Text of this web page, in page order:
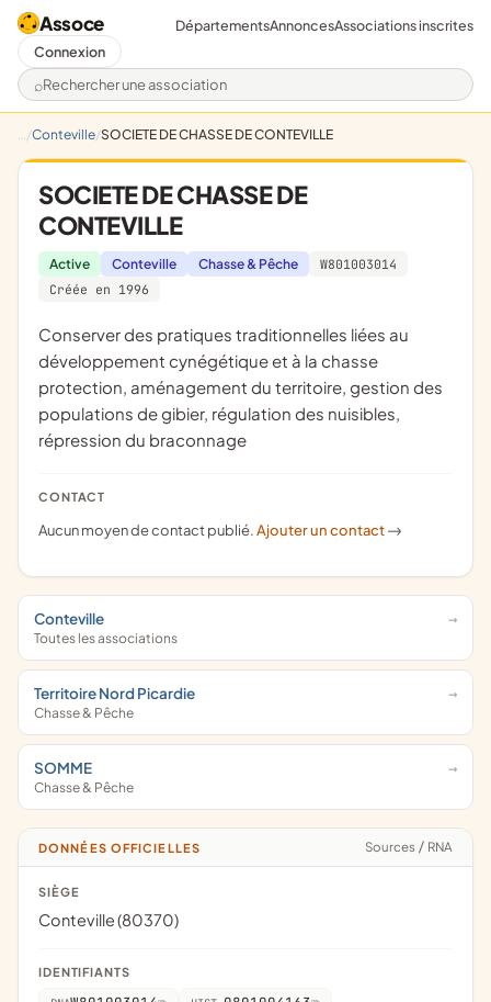
Assoce
Rechercher une association
DépartementsAnnoncesAssociations inscrites
Connexion
Conteville SOCIETE DE CHASSE DE CONTEVILLE
SOCIETE DE CHASSE DE
CONTEVILLE
Active Conteville Chasse & Pêche
W801003014
Créée en 1996
conserver des pratiques traditionnelles liées au
développement cynégétique et à la chasse
protection, aménagement du territoire, gestion des
populations de gibier, régulation des nuisibles,
répression du braconnage
CONTACT
Aucun moyen de contact publié.Ajouter un contact ->
Conteville
Toutes les associations
Territoire Nord Picardie
Chasse & Pêche
SOMME
Chasse & Pêche
DONNÉES OFFICIELLES Sources / RNA
SIÈGE
Conteville (80370)
IDENTIFIANTS